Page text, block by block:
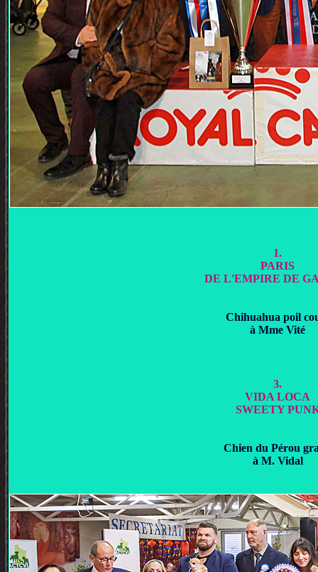
1.
PARIS
DE L'EMPIRE DE
Chihuahua poil
à Mme Vité
3.
VIDA LOCA
SWEETY
Chien du Pérou
à M. Vidal